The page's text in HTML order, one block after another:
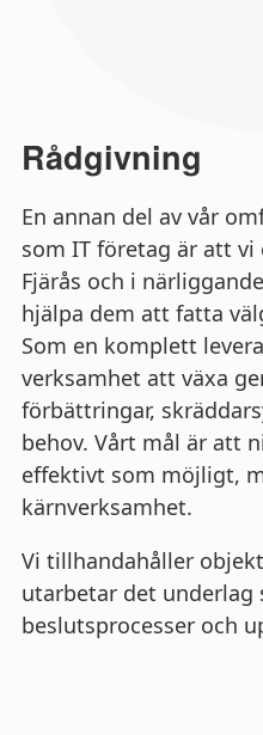
Rådgivning
En annan del av vår
som IT företag är att
Fjärås och i
hjälpa dem att fatta
Som en komplett
verksamhet att växa
förbättringar,
behov. Vårt mål är att
effektivt som möjligt,
kärnverksamhet.
Vi tillhandahåller
utarbetar det underlag
beslutsprocesser och